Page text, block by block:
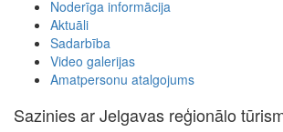
Noderīga informācija
Aktuāli
Sadarbība
Video galerijas
Amatpersonu atalgojums
Sazinies ar Jelgavas reģionālo